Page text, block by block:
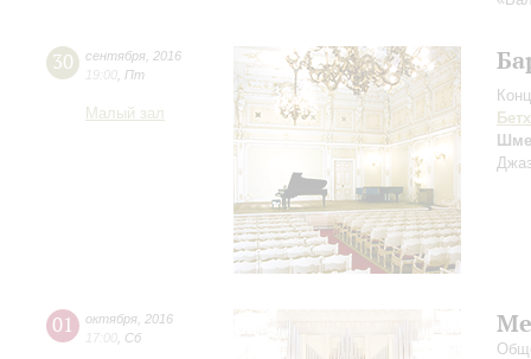
30 сентября 2016
19:00 Пт
Малый зал
01 октября 2016
17:00 Сб